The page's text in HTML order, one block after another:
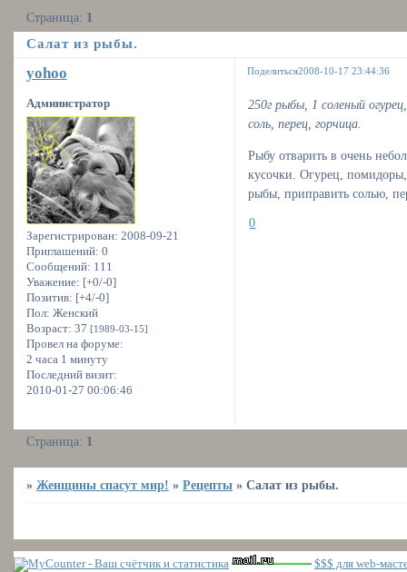
Салат из рыбы.
Страница: 1
Поделиться2008-10-17 23:44:36
yohoo
Администратор
Зарегистрирован: 2008-09-21
Приглашений: 0
Сообщений: 111
Уважение: [+0/-0]
Позитив: [+4/-0]
Пол: Женский
Возраст: 37 [1989-03-15]
Провел на форуме:
2 часа 1 минуту
Последний визит:
2010-01-27 00:06:46
250г рыбы, 1 соленый
соль, перец, горчица.
Рыбу отварить в очень
кусочки. Огурец,
рыбы, приправить солью,
0
Страница: 1
»Женщины спасут мир! »Рецепты »Салат из рыбы.
$$$ для web-